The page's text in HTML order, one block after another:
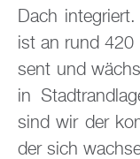
Dach
ist an rund
sent und
in
sind wir der
der sich